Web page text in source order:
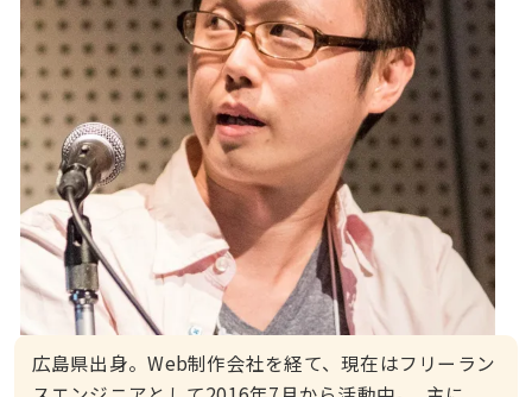
広島県出身。Web制作会社を経て、現在はフリーラン